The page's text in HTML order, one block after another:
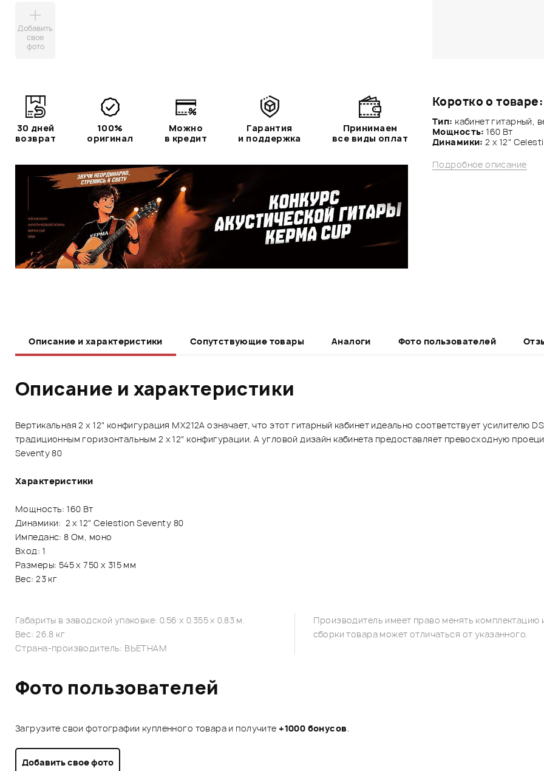
Добавить
свое
фото
Коротко о товаре:
Тип: кабинет гитарный,
Мощность: 160 Вт
Динамики: 2 x 12"
Подробное описание
30 дней
возврат
100%
оригинал
Можно
в кредит
Гарантия
и поддержка
Принимаем
все виды оплат
Описание и характеристики Сопутствующие товары Аналоги Фото пользователей
Описание и характеристики
Вертикальная 2 x 12" конфигурация MX212A означает, что этот гитарный кабинет идеально соответствует усилителю
традиционным горизонтальным 2 x 12" конфигурации. А угловой дизайн кабинета предоставляет превосходную
Seventy 80
Характеристики
Мощность: 160 Вт
Динамики: 2 x 12" Celestion Seventy 80
Импеданс: 8 Ом, моно
Вход: 1
Размеры: 545 х 750 х 315 мм
Вес: 23 кг
Габариты в заводской упаковке: 0.56 x 0.355 x 0.83 м.
Вес: 26.8 кг
Страна-производитель: ВЬЕТНАМ
Производитель имеет право менять
сборки товара может отличаться от указанного.
Фото пользователей
Загрузите свои фотографии купленного товара и получите+1000 бонусов.
Добавить свое фото